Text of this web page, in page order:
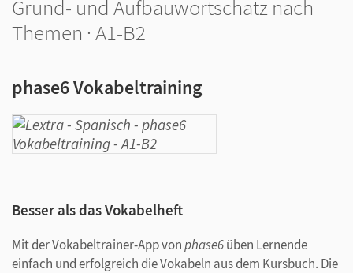
Grund- und Aufbauwortschatz nach
Themen · A1-B2
phase6 Vokabeltraining
Besser als das Vokabelheft
Mit der Vokabeltrainer-App vonphase6üben Lernende
einfach und erfolgreich die Vokabeln aus dem Kursbuch. Die